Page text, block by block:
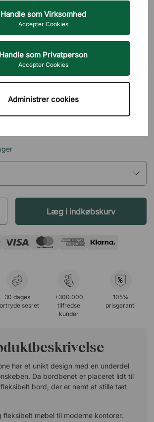
Handle som Virksomhed
Accepter Cookies
Handle som Privatperson
Accepter Cookies
Administrer cookies
Læg i indkøbskurv
30 dages
+300.000
tilfredse
kunder
%
105%
prisgaranti
har et unikt design med en underdel
Da bordbenet er placeret lidt til
bord, der er nemt at stille tæt
fleksibelt møbel til moderne kontorer.